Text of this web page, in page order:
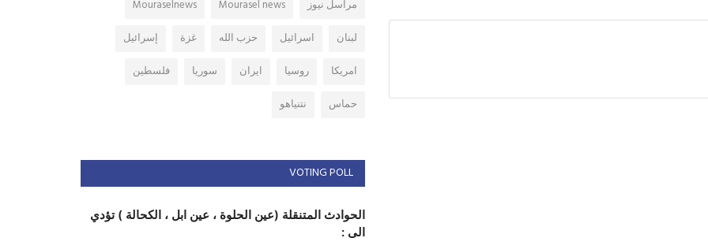
مراسل نيوز Mourasel news
Mouraselnews
لبنان
اسرائيل حزب الله غزة
إسرائيل
امريكا
روسيا ايران سوريا
فلسطين
حماس
نتنياهو
VOTING POLL
الحوادث المتنقلة (عين الحلوة ، عين ابل ، الكحالة ) تؤدي
الى :